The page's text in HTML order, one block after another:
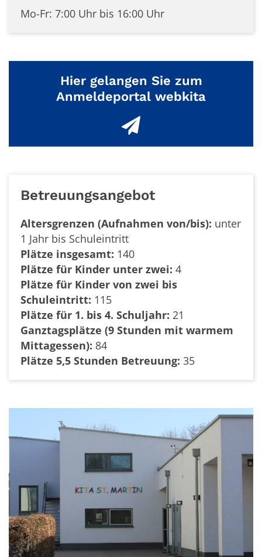
Mo-Fr: 7:00 Uhr bis 16:00 Uhr
Hier gelangen Sie zum
Anmeldeportal webkita
Betreuungsangebot
Altersgrenzen (Aufnahmen von/bis): unter
1 Jahr bis Schuleintritt
Plätze insgesamt: 140
Plätze für Kinder unter zwei: 4
Plätze für Kinder von zwei bis
Schuleintritt: 115
Plätze für 1. bis 4. Schuljahr: 21
Ganztagsplätze (9 Stunden mit warmem
Mittagessen): 84
Plätze 5,5 Stunden Betreuung: 35